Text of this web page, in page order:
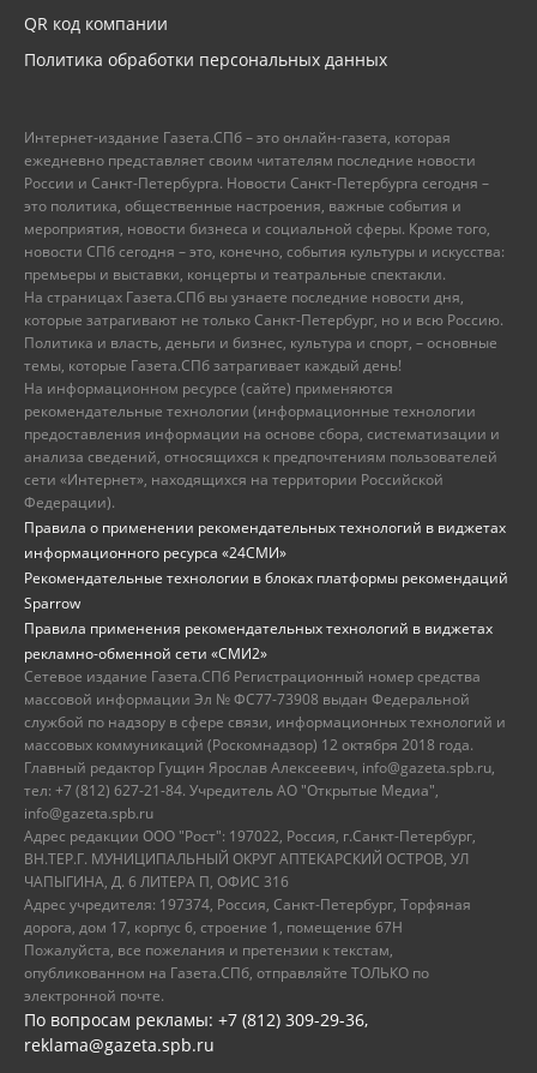
QR код компании
Политика обработки персональных данных
Интернет-издание Газета.СПб – это онлайн-газета, которая
ежедневно представляет своим читателям последние новости
России и Санкт-Петербурга. Новости Санкт-Петербурга сегодня –
это политика, общественные настроения, важные события и
мероприятия, новости бизнеса и социальной сферы. Кроме того,
новости СПб сегодня – это, конечно, события культуры и искусства:
премьеры и выставки, концерты и театральные спектакли.
На страницах Газета.СПб вы узнаете последние новости дня,
которые затрагивают не только Санкт-Петербург, но и всю Россию.
Политика и власть, деньги и бизнес, культура и спорт, – основные
темы, которые Газета.СПб затрагивает каждый день!
На информационном ресурсе (сайте) применяются
рекомендательные технологии (информационные технологии
предоставления информации на основе сбора, систематизации и
анализа сведений, относящихся к предпочтениям пользователей
сети «Интернет», находящихся на территории Российской
Федерации).
Правила о применении рекомендательных технологий в виджетах
информационного ресурса «24СМИ»
Рекомендательные технологии в блоках платформы рекомендаций
Sparrow
Правила применения рекомендательных технологий в виджетах
рекламно-обменной сети «СМИ2»
Сетевое издание Газета.СПб Регистрационный номер средства
массовой информации Эл № ФС77-73908 выдан Федеральной
службой по надзору в сфере связи, информационных технологий и
массовых коммуникаций (Роскомнадзор) 12 октября 2018 года.
Главный редактор Гущин Ярослав Алексеевич, info@gazeta.spb.ru,
тел: +7 (812) 627-21-84. Учредитель АО "Открытые Медиа",
info@gazeta.spb.ru
Адрес редакции ООО "Рост": 197022, Россия, г.Санкт-Петербург,
ВН.ТЕР.Г. МУНИЦИПАЛЬНЫЙ ОКРУГ АПТЕКАРСКИЙ ОСТРОВ, УЛ
ЧАПЫГИНА, Д. 6 ЛИТЕРА П, ОФИС 316
Адрес учредителя: 197374, Россия, Санкт-Петербург, Торфяная
дорога, дом 17, корпус 6, строение 1, помещение 67Н
Пожалуйста, все пожелания и претензии к текстам,
опубликованном на Газета.СПб, отправляйте ТОЛЬКО по
электронной почте.
По вопросам рекламы: +7 (812) 309-29-36,
reklama@gazeta.spb.ru